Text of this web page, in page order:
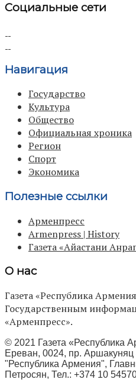
Социальные сети
Навигация
Государство
Культура
Общество
Официальная хроника
Регион
Спорт
Экономика
Полезные ссылки
Арменпресс
Armenpress | History
Газета «Айастани
О нас
Газета «Республика
Государственным
«Арменпресс».
© 2021 Газета «Республика
Ереван, 0024, пр. Аршакуняц
"Республика Армения",
Петросян, Тел.: +374 10